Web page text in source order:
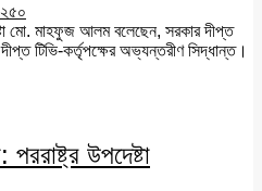
০
মো. মাহফুজ আলম বলেছেন, সরকার দীপ্ত
টিভি-কর্তৃপক্ষের অভ্যন্তরীণ সিদ্ধান্ত।
উপদেষ্টা